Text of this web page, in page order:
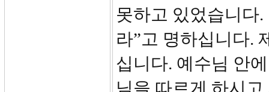
못하고 있었습니다
라”고 명하십니다.
십니다. 예수님 안
님을 따르게 하시